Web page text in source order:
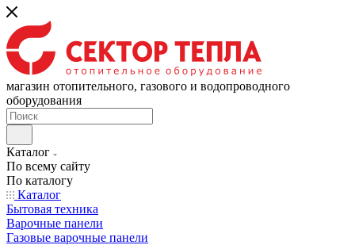
магазин отопительного, газового и водопроводного
оборудования
Каталог
По всему сайту
По каталогу
Каталог
Бытовая техника
Варочные панели
Газовые варочные панели